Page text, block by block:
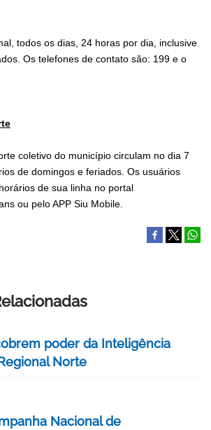
todos os dias, 24 horas por dia, inclusive
Os telefones de contato são: 199 e o
coletivo do município circulam no dia 7
de domingos e feriados. Os usuários
de sua linha no portal
ou pelo APP Siu Mobile.
poder da Inteligência
Norte
Nacional de